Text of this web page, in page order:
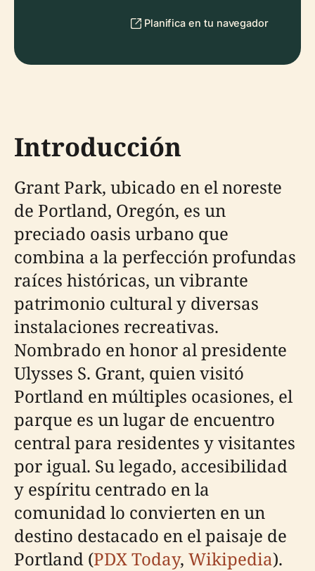
Planifica en tu navegador
Introducción
Grant Park, ubicado en el noreste
de Portland, Oregón, es un
preciado oasis urbano que
combina a la perfección profundas
raíces históricas, un vibrante
patrimonio cultural y diversas
instalaciones recreativas.
Nombrado en honor al presidente
Ulysses S. Grant, quien visitó
Portland en múltiples ocasiones, el
parque es un lugar de encuentro
central para residentes y visitantes
por igual. Su legado, accesibilidad
y espíritu centrado en la
comunidad lo convierten en un
destino destacado en el paisaje de
Portland (PDX Today, Wikipedia).